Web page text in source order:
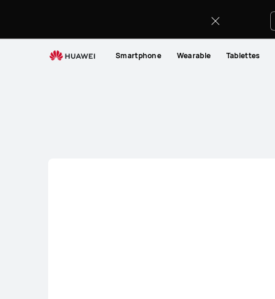
Smartphone Wearable Tablettes